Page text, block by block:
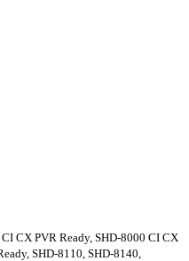
CX PVR Ready, SHD-8000 CI CX
SHD-8110, SHD-8140,